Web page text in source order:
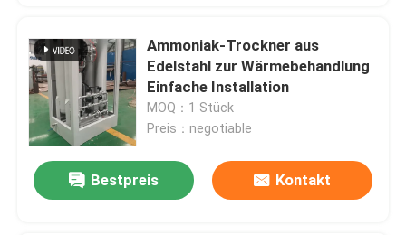
Ammoniak-Trockner aus
Edelstahl zur Wärmebehandlung
Einfache Installation
MOQ：1 Stück
Preis：negotiable
Bestpreis Kontakt